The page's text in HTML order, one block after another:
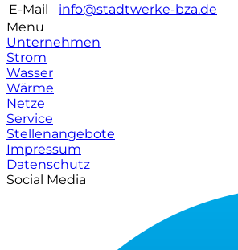
E-Mail
info@stadtwerke-bza.de
Menu
Unternehmen
Strom
Wasser
Wärme
Netze
Service
Stellenangebote
Impressum
Datenschutz
Social Media